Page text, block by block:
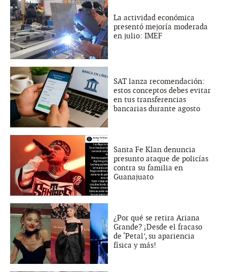
La actividad económica
presentó mejoría moderada
en julio: IMEF
SAT lanza recomendación:
estos conceptos debes evitar
en tus transferencias
bancarias durante agosto
Santa Fe Klan denuncia
presunto ataque de policías
contra su familia en
Guanajuato
¿Por qué se retira Ariana
Grande? ¡Desde el fracaso
de ‘Petal’, su apariencia
física y más!